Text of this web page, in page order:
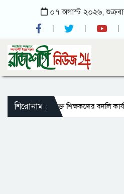
০৭ অগাস্ট ২০২৬,
শিরোনাম :
এমপিওভুক্ত শিক্ষকদের বদলি কার্যক্রম